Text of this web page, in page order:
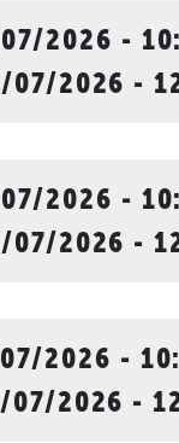
2026 -
07/2026 -
2026 -
07/2026 -
2026 -
07/2026 -